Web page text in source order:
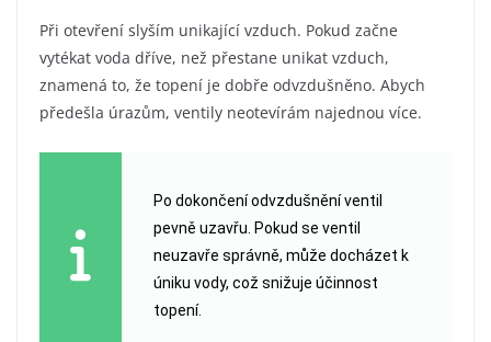
Při otevření slyším unikající vzduch. Pokud začne
vytékat voda dříve, než přestane unikat vzduch,
znamená to, že topení je dobře odvzdušněno. Abych
předešla úrazům, ventily neotevírám najednou více.
Po dokončení odvzdušnění ventil
pevně uzavřu. Pokud se ventil
neuzavře správně, může docházet k
úniku vody, což snižuje účinnost
topení.